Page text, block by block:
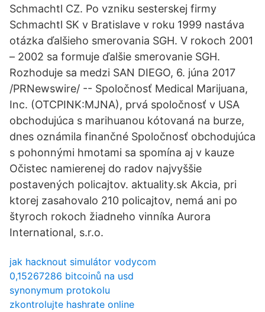
Schmachtl CZ. Po vzniku sesterskej firmy
Schmachtl SK v Bratislave v roku 1999 nastáva
otázka ďalšieho smerovania SGH. V rokoch 2001
– 2002 sa formuje ďalšie smerovanie SGH.
Rozhoduje sa medzi SAN DIEGO, 6. júna 2017
/PRNewswire/ -- Spoločnosť Medical Marijuana,
Inc. (OTCPINK:MJNA), prvá spoločnosť v USA
obchodujúca s marihuanou kótovaná na burze,
dnes oznámila finančné Spoločnosť obchodujúca
s pohonnými hmotami sa spomína aj v kauze
Očistec namierenej do radov najvyššie
postavených policajtov. aktuality.sk Akcia, pri
ktorej zasahovalo 210 policajtov, nemá ani po
štyroch rokoch žiadneho vinníka Aurora
International, s.r.o.
jak hacknout simulátor vodycom
0,15267286 bitcoinů na usd
synonymum protokolu
zkontrolujte hashrate online